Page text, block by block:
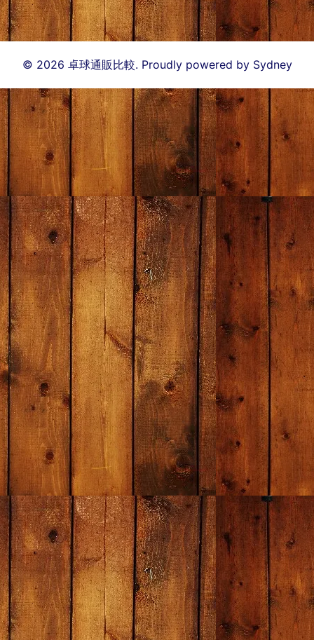
ブルテニス
オープン価格
送料無料金
額
料金
（税
込）
ポ
イ
ン
ト
関東
北海
道
東北
卓激屋 6652 0 7192 7192 7192
卓球亭 6660 67 7243 7593 7493
たくつう 6160 62 6688 6888
卓球屋 5702 0 6262 7002
卓球
99.com
5892 59 6358 6463
卓球応援団 6176 62 6654 6654
iruiru 7602 0 7602 7602
JASUPO 5702 57 6485 7010
渋卓 5702 57 5645 5645
トランスポ
ーツ
7032 211 7411 7611
たくつう
（楽天）
7602 76 8116 8316 8116
コゾノエス
ポーツ
6176 0 6716 6716 6716
内山スポー
ツ
7602 76 8126 8126 8126
たくつう
（Yahoo）
6842 68 7374 7564 7374
© 2026 卓球通販比較. Proudly powered by Sydney